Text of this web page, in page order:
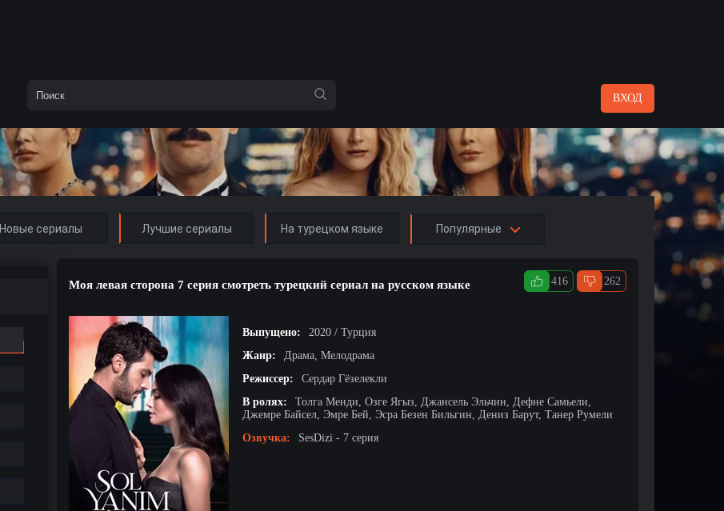
ВХОД
Новые сериалы Лучшие сериалы На турецком языке Популярные
Моя левая сторона 7 серия смотреть турецкий сериал на русском языке 416 262
Выпущено:
2020 / Турция
Жанр:
Драма, Мелодрама
Режиссер:
Сердар Гёзелекли
В ролях:
Толга Менди, Озге Ягыз, Джансель Эльчин, Дефне Самьели,
Джемре Байсел, Эмре Бей, Эсра Безен Бильгин, Дениз Барут, Танер Румели
Озвучка:
SesDizi - 7 серия